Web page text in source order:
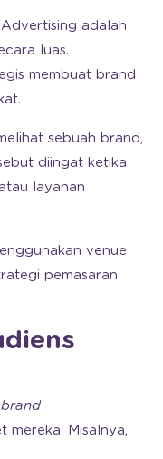
adalah
luas.
membuat brand
sebuah brand,
diingat ketika
layanan
venue
pemasaran
brand
mereka. Misalnya,